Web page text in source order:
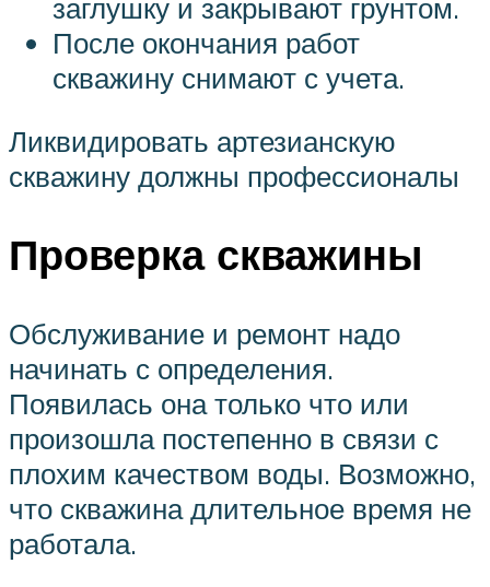
заглушку и закрывают грунтом.
После окончания работ
скважину снимают с учета.
Ликвидировать артезианскую
скважину должны профессионалы
Проверка скважины
Обслуживание и ремонт надо
начинать с определения.
Появилась она только что или
произошла постепенно в связи с
плохим качеством воды. Возможно,
что скважина длительное время не
работала.